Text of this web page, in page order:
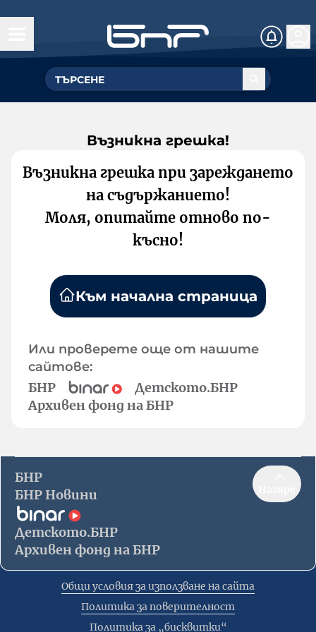
Възникна грешка!
Възникна грешка при зареждането
на съдържанието!
Моля, опитайте отново по-
късно!
Към начална страница
Или проверете още от нашите
сайтове:
БНР
Детското.БНР
Архивен фонд на БНР
БНР
БНР Новини
Детското.БНР
Архивен фонд на БНР
Общи условия за използване на сайта
Политика за поверителност
Политика за „бисквитки“